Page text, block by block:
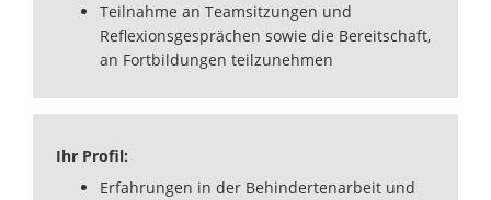
Teilnahme an Teamsitzungen und
Reflexionsgesprächen sowie die Bereitschaft,
an Fortbildungen teilzunehmen
Ihr Profil:
Erfahrungen in der Behindertenarbeit und